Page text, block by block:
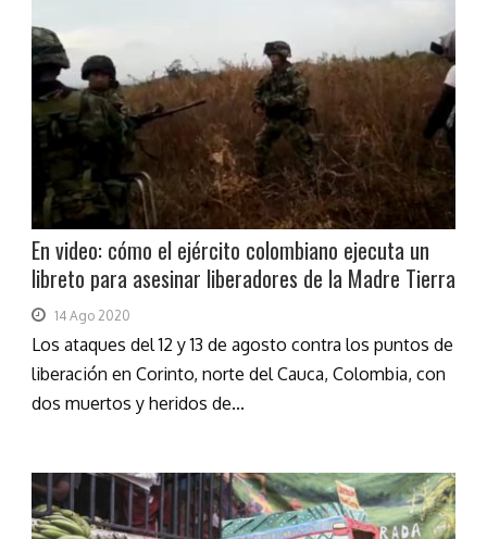
En video: cómo el ejército colombiano ejecuta un
libreto para asesinar liberadores de la Madre Tierra
14 Ago 2020
Los ataques del 12 y 13 de agosto contra los puntos de
liberación en Corinto, norte del Cauca, Colombia, con
dos muertos y heridos de...